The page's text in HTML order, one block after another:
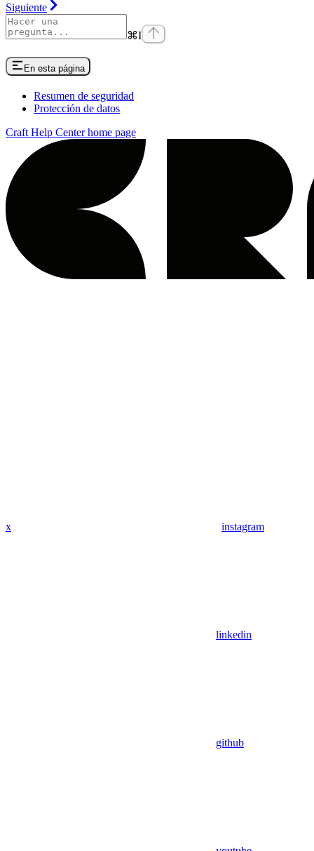
Siguiente
⌘I
En esta página
Resumen de seguridad
Protección de datos
Craft Help Centerhome page
x instagram
linkedin
github